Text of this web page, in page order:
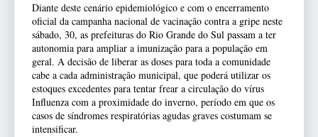
Diante deste cenário epidemiológico e com o encerramento
oficial da campanha nacional de vacinação contra a gripe neste
sábado, 30, as prefeituras do Rio Grande do Sul passam a ter
autonomia para ampliar a imunização para a população em
geral. A decisão de liberar as doses para toda a comunidade
cabe a cada administração municipal, que poderá utilizar os
estoques excedentes para tentar frear a circulação do vírus
Influenza com a proximidade do inverno, período em que os
casos de síndromes respiratórias agudas graves costumam se
intensificar.